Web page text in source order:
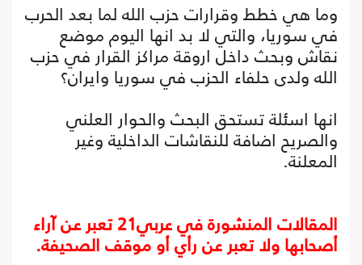
وما هي خطط وقرارات حزب الله لما بعد الحرب
في سوريا، والتي لا بد انها اليوم موضع
نقاش وبحث داخل اروقة مراكز القرار في حزب
الله ولدى حلفاء الحزب في سوريا وايران؟
انها اسئلة تستحق البحث والحوار العلني
والصريح اضافة للنقاشات الداخلية وغير
المعلنة.
المقالات المنشورة في عربي21 تعبر عن آراء
أصحابها ولا تعبر عن رأي أو موقف الصحيفة.